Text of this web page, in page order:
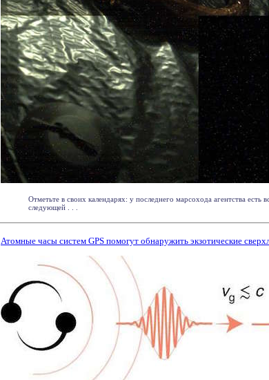
Отметьте в своих календарях: у последнего марсохода агентства
следующей . . .
Атомные часы систем GPS помогут обнаружить экзотические